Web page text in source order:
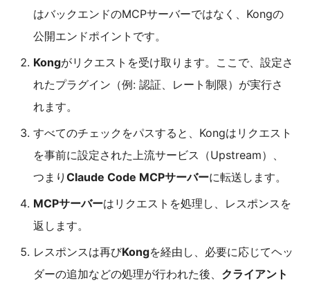
はバックエンドのMCPサーバーではなく、Kongの
公開エンドポイントです。
Kongがリクエストを受け取ります。ここで、設定さ
れたプラグイン（例: 認証、レート制限）が実行さ
れます。
すべてのチェックをパスすると、Kongはリクエスト
を事前に設定された上流サービス（Upstream）、
つまり Claude Code MCPサーバーに転送します。
MCPサーバーはリクエストを処理し、レスポンスを
返します。
レスポンスは再びKongを経由し、必要に応じてヘッ
ダーの追加などの処理が行われた後、 クライアント